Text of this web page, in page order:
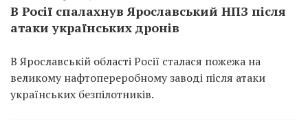
В Росії спалахнув Ярославський НПЗ після
атаки українських дронів
В Ярославській області Росії сталася пожежа на
великому нафтопереробному заводі після атаки
українських безпілотників.